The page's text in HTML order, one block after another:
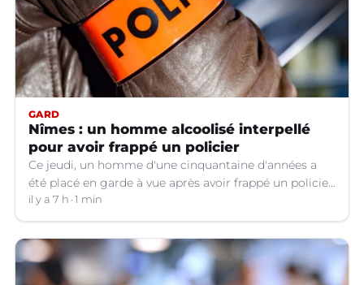
GARD
Nîmes : un homme alcoolisé interpellé
pour avoir frappé un policier
Ce jeudi, un homme d'une cinquantaine d'années a
été placé en garde à vue après avoir frappé un policier
hors service à Nîmes (Gard).
il y a 7 h 1 min